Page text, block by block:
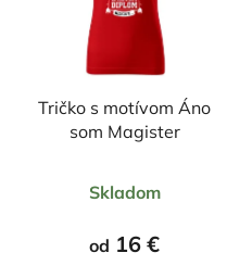
Tričko s motívom Áno
som Magister
hodnotenie
produktu
Skladom
od 16 €